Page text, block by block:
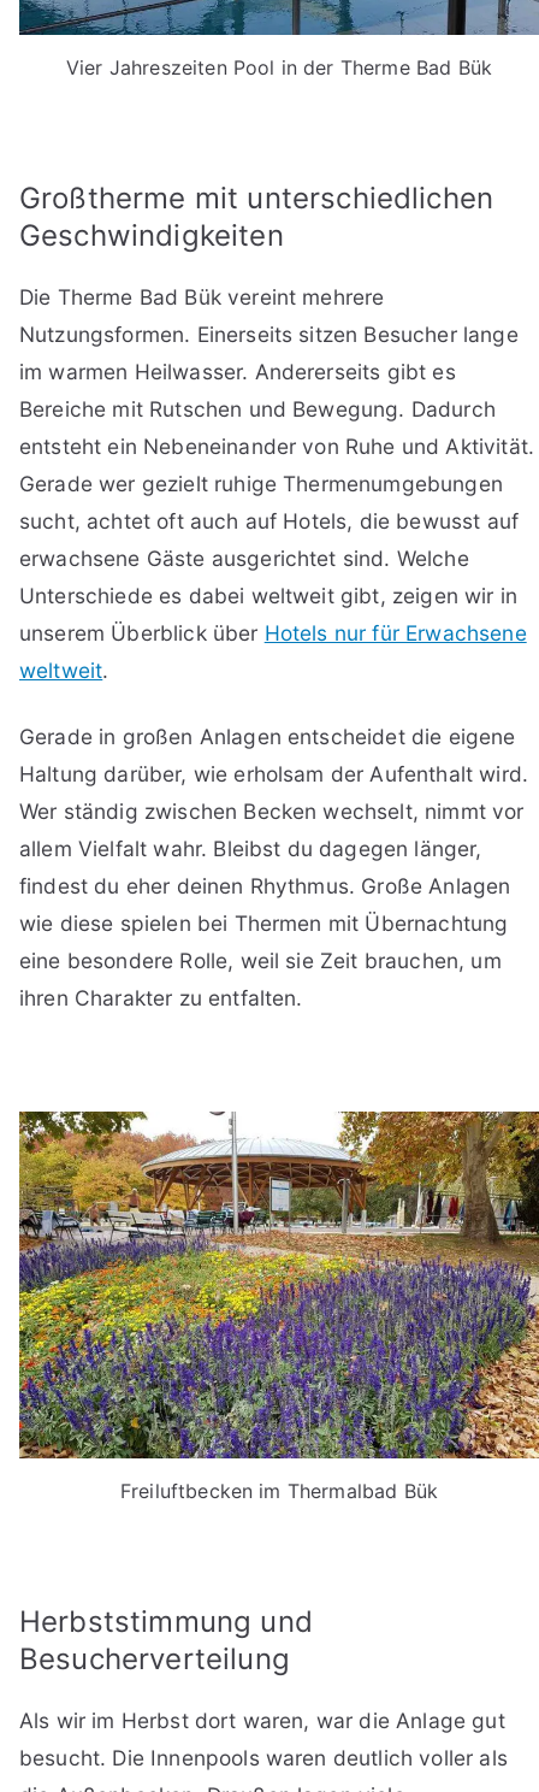
Vier Jahreszeiten Pool in der Therme Bad Bük
Großtherme mit unterschiedlichen
Geschwindigkeiten
Die Therme Bad Bük vereint mehrere
Nutzungsformen. Einerseits sitzen Besucher lange
im warmen Heilwasser. Andererseits gibt es
Bereiche mit Rutschen und Bewegung. Dadurch
entsteht ein Nebeneinander von Ruhe und Aktivität.
Gerade wer gezielt ruhige Thermenumgebungen
sucht, achtet oft auch auf Hotels, die bewusst auf
erwachsene Gäste ausgerichtet sind. Welche
Unterschiede es dabei weltweit gibt, zeigen wir in
unserem Überblick über Hotels nur für Erwachsene
weltweit.
Gerade in großen Anlagen entscheidet die eigene
Haltung darüber, wie erholsam der Aufenthalt wird.
Wer ständig zwischen Becken wechselt, nimmt vor
allem Vielfalt wahr. Bleibst du dagegen länger,
findest du eher deinen Rhythmus. Große Anlagen
wie diese spielen bei Thermen mit Übernachtung
eine besondere Rolle, weil sie Zeit brauchen, um
ihren Charakter zu entfalten.
Freiluftbecken im Thermalbad Bük
Herbststimmung und
Besucherverteilung
Als wir im Herbst dort waren, war die Anlage gut
besucht. Die Innenpools waren deutlich voller als